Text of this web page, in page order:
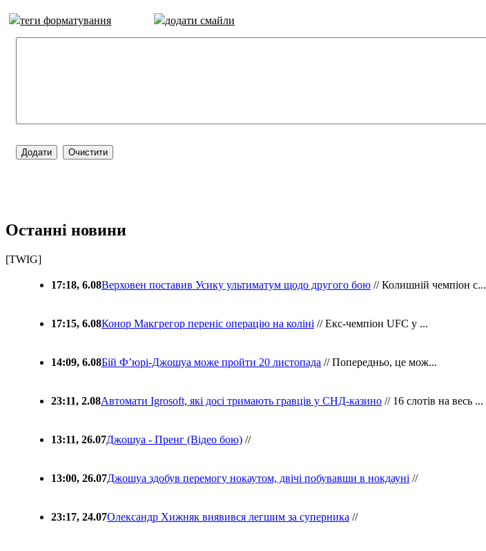
теги форматування додати смайли
Останні новини
[TWIG]
17:18, 6.08Верховен поставив Усику ультиматум щодо другого бою // Колишній чемпіон с...
17:15, 6.08Конор Макгрегор переніс операцію на коліні // Екс-чемпіон UFC у ...
14:09, 6.08Бій Ф’юрі-Джошуа може пройти 20 листопада // Попередньо, це мож...
23:11, 2.08Автомати Igrosoft, які досі тримають гравців у СНД-казино // 16 слотів на весь ...
13:11, 26.07Джошуа - Пренг (Відео бою) //
13:00, 26.07Джошуа здобув перемогу нокаутом, двічі побувавши в нокдауні //
23:17, 24.07Олександр Хижняк виявився легшим за суперника //